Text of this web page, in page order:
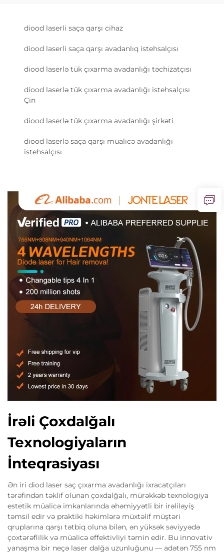
diood laserli saça qarşı cihaz
diood laserli saça qarşı avadanlıq istehsalçısı
diood laserlə tük çıxarma avadanlığı təchizatçısı
diood laserlə tük çıxarma avadanlığı istehsalçısı
Çin
diood laserlə tük çıxarma avadanlığı şirkəti
diood laserlə saça qarşı müalicə avadanlığı
istehsalçısı
İrəli Çoxdalğalı
Texnologiyaların
İnteqrasiyası
Ən iri diod laser saç çıxarma avadanlığı ixracatçıları
tərəfindən təklif olunan çoxdalğalı, mürəkkəb texnologiya
estetik müalicə imkanlarında əhəmiyyətli bir irəliləyiş
təmsil edir və praktiki həkimlərə müxtəlif müştəri
qruplarına qarşı tətbiq oluna bilən, ən yüksək səviyyədə
çoxtərəflilik və müalicə effektivliyi təmin edir. Bu innovativ
yanaşma bir neçə laser dalğa uzunluğunu — adətən 755 nm